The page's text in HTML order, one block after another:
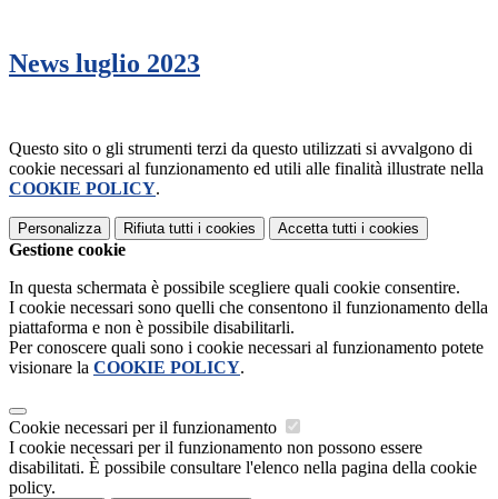
News luglio 2023
Questo sito o gli strumenti terzi da questo utilizzati si avvalgono di
cookie necessari al funzionamento ed utili alle finalità illustrate nella
COOKIE POLICY.
Personalizza Rifiuta tutti i cookies Accetta tutti i cookies
Gestione cookie
In questa schermata è possibile scegliere quali cookie consentire.
I cookie necessari sono quelli che consentono il funzionamento della
piattaforma e non è possibile disabilitarli.
Per conoscere quali sono i cookie necessari al funzionamento potete
visionare la COOKIE POLICY.
Cookie necessari per il funzionamento
I cookie necessari per il funzionamento non possono essere
disabilitati. È possibile consultare l'elenco nella pagina della cookie
policy.